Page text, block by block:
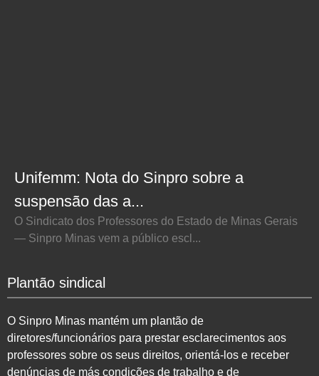
Unifemm: Nota do Sinpro sobre a
suspensão das a...
O Sindicato dos Professores do Estado de Minas Gerais
— Sinpro Minas vem a público escl...
Plantão sindical
O Sinpro Minas mantém um plantão de
diretores/funcionários para prestar esclarecimentos aos
professores sobre os seus direitos, orientá-los e receber
denúncias de más condições de trabalho e de